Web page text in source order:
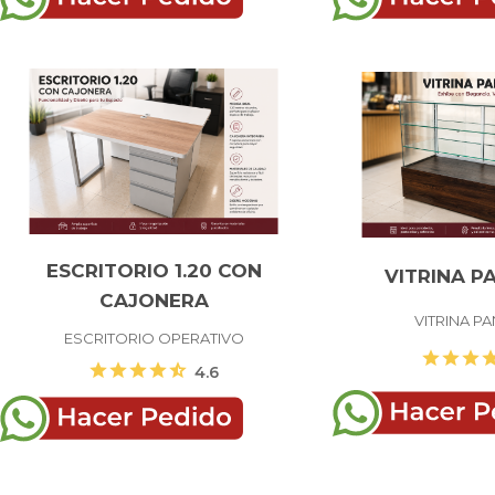
ESCRITORIO 1.20 CON
CAJONERA
ESCRITORIO OPERATIVO
starstarstarstarstar_half 4.6
VITRINA
VITRINA
starstarstar